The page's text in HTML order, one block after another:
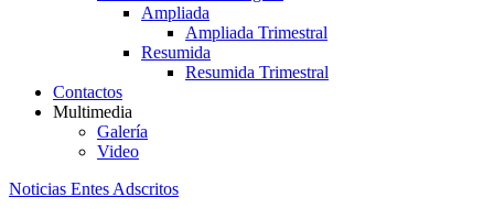
Ampliada
Ampliada Trimestral
Resumida
Resumida Trimestral
Contactos
Multimedia
Galería
Video
Noticias Entes Adscritos